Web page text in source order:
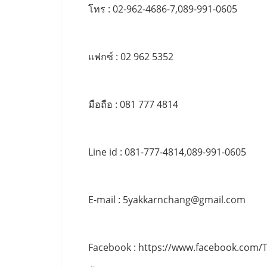
โทร : 02-962-4686-7,089-991-0605
แฟกซ์ : 02 962 5352
มือถือ : 081 777 4814
Line id : 081-777-4814,089-991-0605
E-mail : 5yakkarnchang@gmail.com
Facebook : https://www.facebook.com/